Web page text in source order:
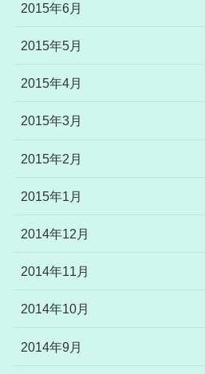
2015年6月
2015年5月
2015年4月
2015年3月
2015年2月
2015年1月
2014年12月
2014年11月
2014年10月
2014年9月